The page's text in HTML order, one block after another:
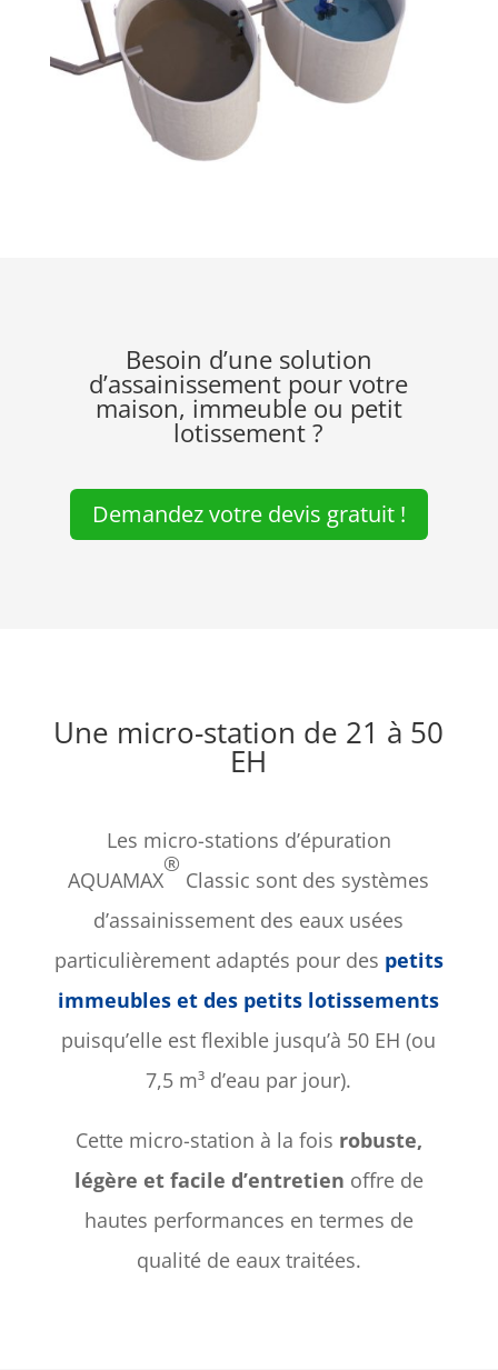
Besoin d’une solution
d’assainissement pour votre
maison, immeuble ou petit
lotissement ?
Demandez votre devis gratuit !
Une micro-station de 21 à 50
EH
Les micro-stations d’épuration
AQUAMAX
®
Classic sont des systèmes
d’assainissement des eaux usées
particulièrement adaptés pour des petits
immeubles et des petits lotissements
puisqu’elle est flexible jusqu’à 50 EH (ou
7,5 m³ d’eau par jour).
Cette micro-station à la fois robuste,
légère et facile d’entretien offre de
hautes performances en termes de
qualité de eaux traitées.